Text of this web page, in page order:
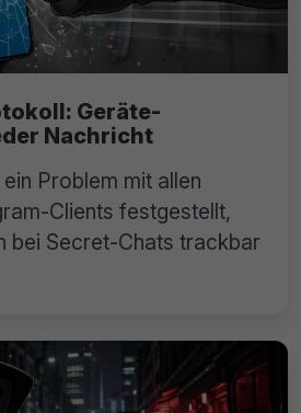
Geräte-
Nachricht
Problem mit allen
Clients festgestellt,
bei Secret-Chats trackbar